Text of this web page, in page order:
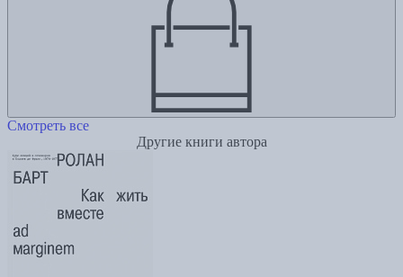
Смотреть все
Другие книги автора